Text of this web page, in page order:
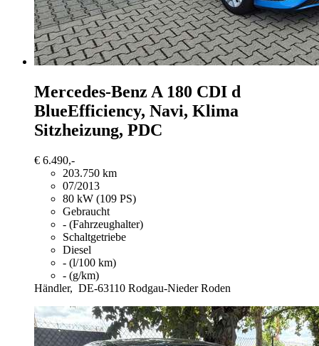
Mercedes-Benz A 180 CDI d
BlueEfficiency, Navi, Klima
Sitzheizung, PDC
€ 6.490,-
203.750 km
07/2013
80 kW (109 PS)
Gebraucht
- (Fahrzeughalter)
Schaltgetriebe
Diesel
- (l/100 km)
- (g/km)
Händler, DE-63110 Rodgau-Nieder Roden